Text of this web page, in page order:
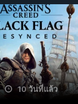
10 วันที่แล้ว